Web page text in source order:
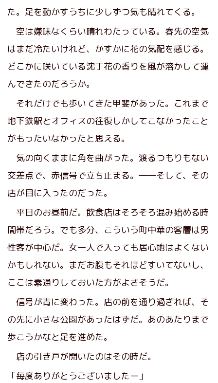
た。足を動かすうちに少しずつ気も晴れてくる。
空は嫌味なくらい晴れわたっている。春先の空気
はまだ冷たいけれど、かすかに花の気配を感じる。
どこかに咲いている沈丁花の香りを風が溶かして運
んできたのだろうか。
それだけでも歩いてきた甲斐があった。これまで
地下鉄駅とオフィスの往復しかしてこなかったこと
がもったいなかったと思える。
気の向くままに角を曲がった。渡るつもりもない
交差点で、赤信号で立ち止まる。――そして、その
店が目に入ったのだった。
平日のお昼前だ。飲食店はそろそろ混み始める時
間帯だろう。でも多分、こういう町中華の客層は男
性客が中心だ。女一人で入っても居心地はよくない
かもしれない。まだお腹もそれほどすいてないし、
ここは素通りしておいた方がよさそうだ。
信号が青に変わった。店の前を通り過ぎれば、そ
の先に小さな公園があったはずだ。あのあたりまで
歩こうかなと足を進めた。
店の引き戸が開いたのはその時だ。
「毎度ありがとうございましたー」